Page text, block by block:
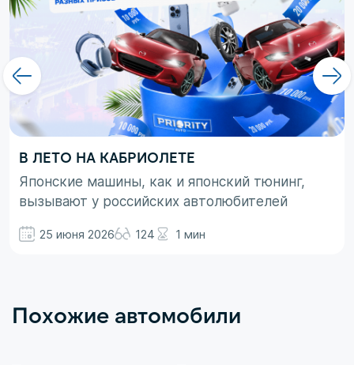
В ЛЕТО НА КАБРИОЛЕТЕ
Японские машины, как и японский тюнинг,
вызывают у российских автолюбителей
просто ассоциируются с вполне понятными
Здесь больше доминирует чувство безумного
25 июня 2026 124 1 мин
Похожие автомобили